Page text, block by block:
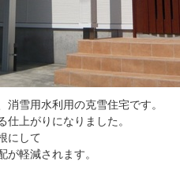
消雪用水利用の克雪住宅です。
上がりになりました。
にして
軽減されます。